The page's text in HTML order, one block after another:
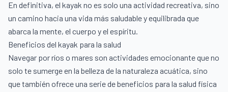
En definitiva, el kayak no es solo una actividad recreativa, sino
un camino hacia una vida más saludable y equilibrada que
abarca la mente, el cuerpo y el espíritu.
Beneficios del kayak para la salud
Navegar por ríos o mares son actividades emocionante que no
solo te sumerge en la belleza de la naturaleza acuática, sino
que también ofrece una serie de beneficios para la salud física